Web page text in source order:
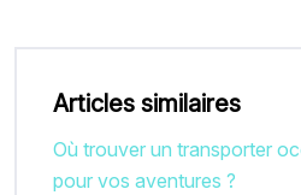
Articles similaires
Où trouver un transporter
pour vos aventures ?